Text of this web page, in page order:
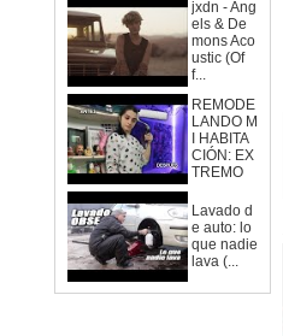
jxdn - Ang
els & De
mons Aco
ustic (Of
f...
REMODE
LANDO M
I HABITA
CIÓN: EX
TREMO
Lavado d
e auto: lo
que nadie
lava (...